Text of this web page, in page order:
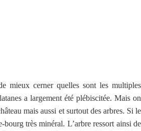
mieux cerner quelles sont les multiples
a largement été plébiscitée. Mais on
mais aussi et surtout des arbres. Si le
très minéral. L’arbre ressort ainsi de